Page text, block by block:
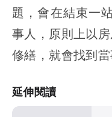
題，會在結束一
事人，原則上以
修繕，就會找到當
延伸閱讀